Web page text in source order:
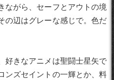
がら、セーフとアウトの境
の辺はグレーな感じで。色だ
好きなアニメは聖闘士星矢で
ンズセイントの一輝とか、料